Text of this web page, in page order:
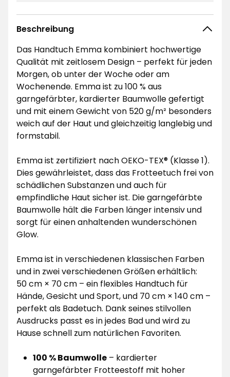
Beschreibung
Das Handtuch Emma kombiniert hochwertige
Qualität mit zeitlosem Design – perfekt für jeden
Morgen, ob unter der Woche oder am
Wochenende. Emma ist zu 100 % aus
garngefärbter, kardierter Baumwolle gefertigt
und mit einem Gewicht von 520 g/m² besonders
weich auf der Haut und gleichzeitig langlebig und
formstabil.
Emma ist zertifiziert nach OEKO-TEX® (Klasse 1).
Dies gewährleistet, dass das Frotteetuch frei von
schädlichen Substanzen und auch für
empfindliche Haut sicher ist. Die garngefärbte
Baumwolle hält die Farben länger intensiv und
sorgt für einen anhaltenden wunderschönen
Glow.
Emma ist in verschiedenen klassischen Farben
und in zwei verschiedenen Größen erhältlich:
50 cm × 70 cm – ein flexibles Handtuch für
Hände, Gesicht und Sport, und 70 cm × 140 cm –
perfekt als Badetuch. Dank seines stilvollen
Ausdrucks passt es in jedes Bad und wird zu
Hause schnell zum natürlichen Favoriten.
100 % Baumwolle – kardierter
garngefärbter Frotteestoff mit hoher